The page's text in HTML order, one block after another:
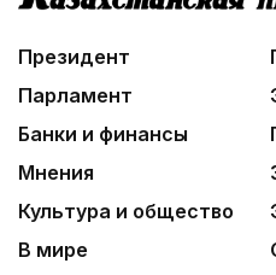
Президент
Парламент
Банки и финансы
Мнения
Культура и общество
В мире